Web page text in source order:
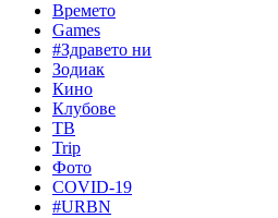
Времето
Games
#Здравето ни
Зодиак
Кино
Клубове
ТВ
Trip
Фото
COVID-19
#URBN